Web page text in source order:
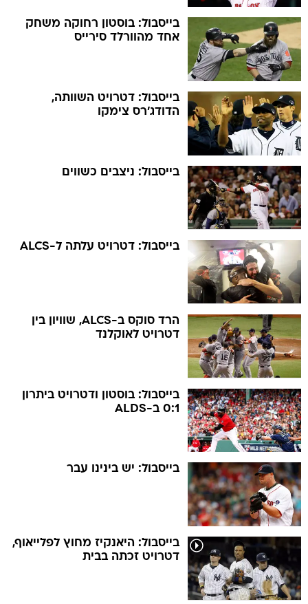
בייסבול: בוסטון רחוקה משחק
אחד מהוורלד סירייס
בייסבול: דטרויט השוותה,
הדודג'רס צימקו
בייסבול: ניצבים כשווים
בייסבול: דטרויט עלתה ל-ALCS
הרד סוקס ב-ALCS, שוויון בין
דטרויט לאוקלנד
בייסבול: בוסטון ודטרויט ביתרון
0:1 ב-ALDS
בייסבול: יש בינינו עבר
בייסבול: היאנקיז מחוץ לפלייאוף,
דטרויט זכתה בבית